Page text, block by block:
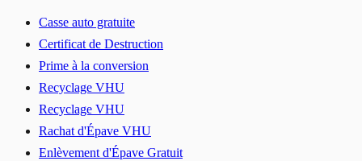
Casse auto gratuite
Certificat de Destruction
Prime à la conversion
Recyclage VHU
Recyclage VHU
Rachat d'Épave VHU
Enlèvement d'Épave Gratuit